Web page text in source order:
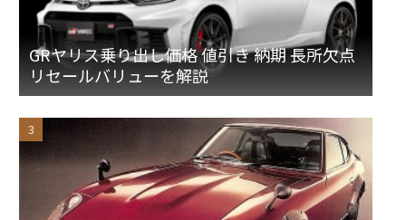
GRヤリス乗り出し価格 値引き 納期 長所欠点
リセールバリューを解説